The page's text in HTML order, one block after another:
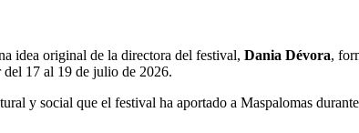
idea original de la directora del festival, Dania Dévora,
17 al 19 de julio de 2026.
y social que el festival ha aportado a Maspalomas